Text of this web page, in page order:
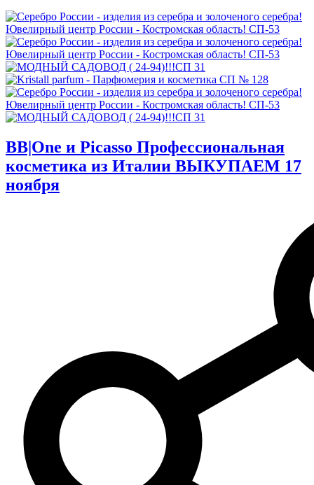
BB|One и Picasso Профессиональная
косметика из Италии ВЫКУПАЕМ 17
ноября